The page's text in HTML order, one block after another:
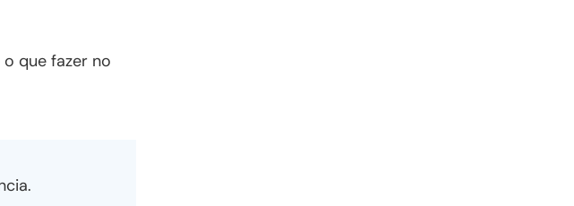
que fazer no